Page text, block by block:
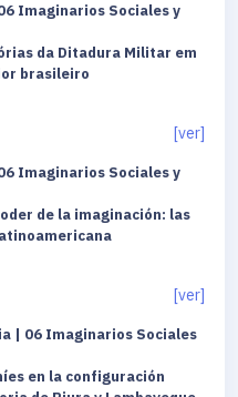
Imaginarios Sociales y
da Ditadura Militar em
brasileiro
[ver]
Imaginarios Sociales y
de la imaginación: las
[ver]
| 06 Imaginarios Sociales
en la configuración